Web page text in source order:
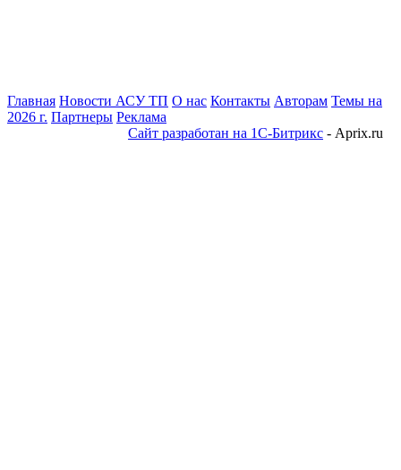
Главная Новости АСУ ТП О нас Контакты Авторам Темы на
2026 г. Партнеры Реклама
Сайт разработан на 1С-Битрикс - Aprix.ru